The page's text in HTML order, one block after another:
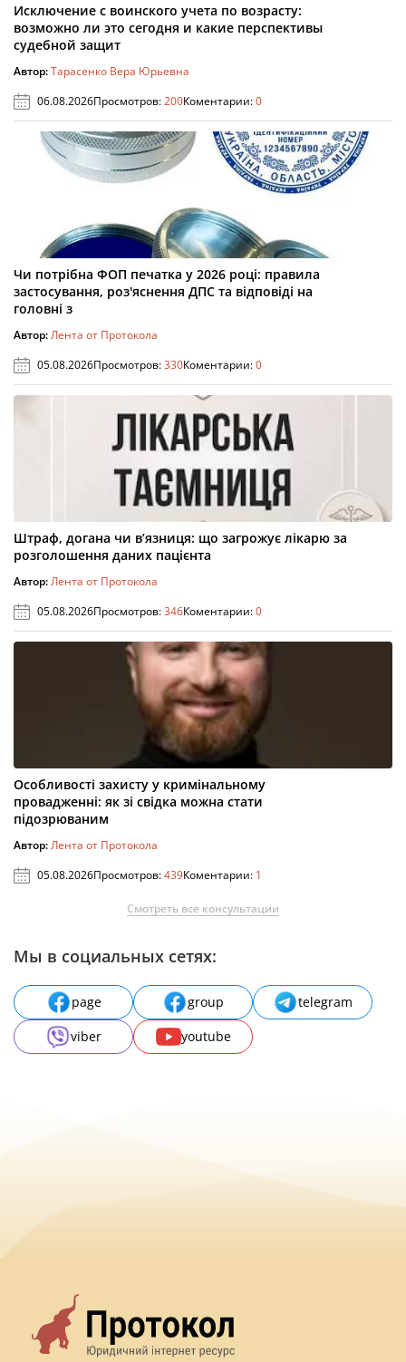
Исключение с воинского учета по возрасту:
возможно ли это сегодня и какие перспективы
судебной защит
Автор:Тарасенко Вера Юрьевна
06.08.2026Просмотров:200Коментарии:0
Чи потрібна ФОП печатка у 2026 році: правила
застосування, роз'яснення ДПС та відповіді на
головні з
Автор:Лента от Протокола
05.08.2026Просмотров:330Коментарии:0
Штраф, догана чи в’язниця: що загрожує лікарю за
розголошення даних пацієнта
Автор:Лента от Протокола
05.08.2026Просмотров:346Коментарии:0
Особливості захисту у кримінальному
провадженні: як зі свідка можна стати
підозрюваним
Автор:Лента от Протокола
05.08.2026Просмотров:439Коментарии: 1
Смотреть все консультации
Мы в социальных сетях:
page group
telegram
viber
youtube